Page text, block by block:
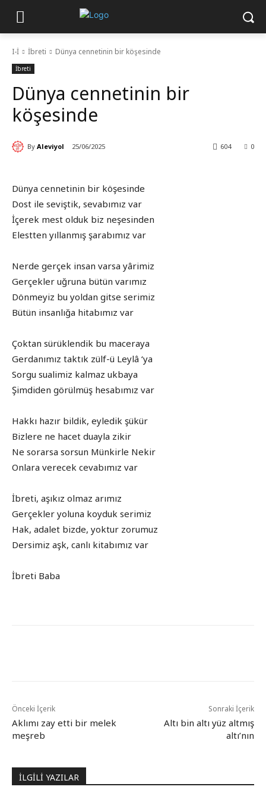
I-İ İbreti Dünya cennetinin bir köşesinde
İbreti
Dünya cennetinin bir
köşesinde
By Aleviyol 25/06/2025 0
604
Dünya cennetinin bir köşesinde
Dost ile seviştik, sevabımız var
İçerek mest olduk biz neşesinden
Elestten yıllanmış şarabımız var
Nerde gerçek insan varsa yârimiz
Gerçekler uğruna bütün varımız
Dönmeyiz bu yoldan gitse serimiz
Bütün insanlığa hitabımız var
Çoktan sürüklendik bu maceraya
Gerdanımız taktık zülf-ü Leylâ ‘ya
Sorgu sualimiz kalmaz ukbaya
Şimdiden görülmüş hesabımız var
Hakkı hazır bildik, eyledik şükür
Bizlere ne hacet duayla zikir
Ne sorarsa sorsun Münkirle Nekir
Onlara verecek cevabımız var
İbreti, aşıkız olmaz arımız
Gerçekler yoluna koyduk serimiz
Hak, adalet bizde, yoktur zorumuz
Dersimiz aşk, canlı kitabımız var
İbreti Baba
Önceki İçerik
Aklımı zay etti bir melek
meşreb
Sonraki İçerik
Altı bin altı yüz altmış
altı’nın
İLGİLİ YAZILAR